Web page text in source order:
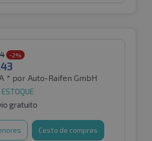
-2%
* por Auto-Raifen GmbH
gratuito
Cesto de compras